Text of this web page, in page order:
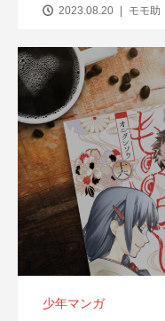
2023.08.20 モモ助
少年マンガ